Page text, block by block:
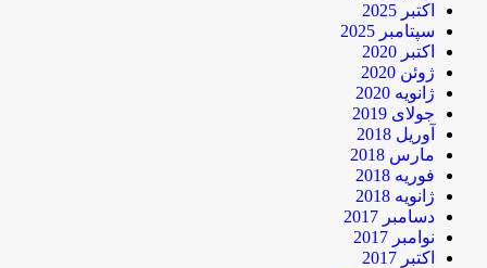
اکتبر 2025
سپتامبر 2025
اکتبر 2020
ژوئن 2020
ژانویه 2020
جولای 2019
آوریل 2018
مارس 2018
فوریه 2018
ژانویه 2018
دسامبر 2017
نوامبر 2017
اکتبر 2017